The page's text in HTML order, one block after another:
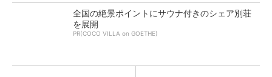
全国の絶景ポイントにサウナ付きのシェア別荘
を展開
PR(COCO VILLA on GOETHE)